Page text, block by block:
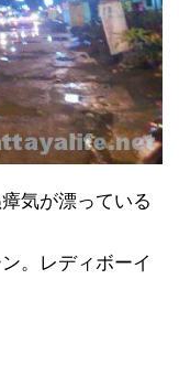
気が漂っている
。レディボーイ